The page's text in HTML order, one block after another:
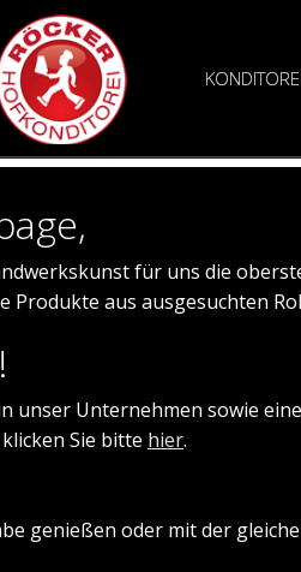
für uns die
aus ausgesuchten
unser Unternehmen sowie
Sie bitte hier.
genießen oder mit der